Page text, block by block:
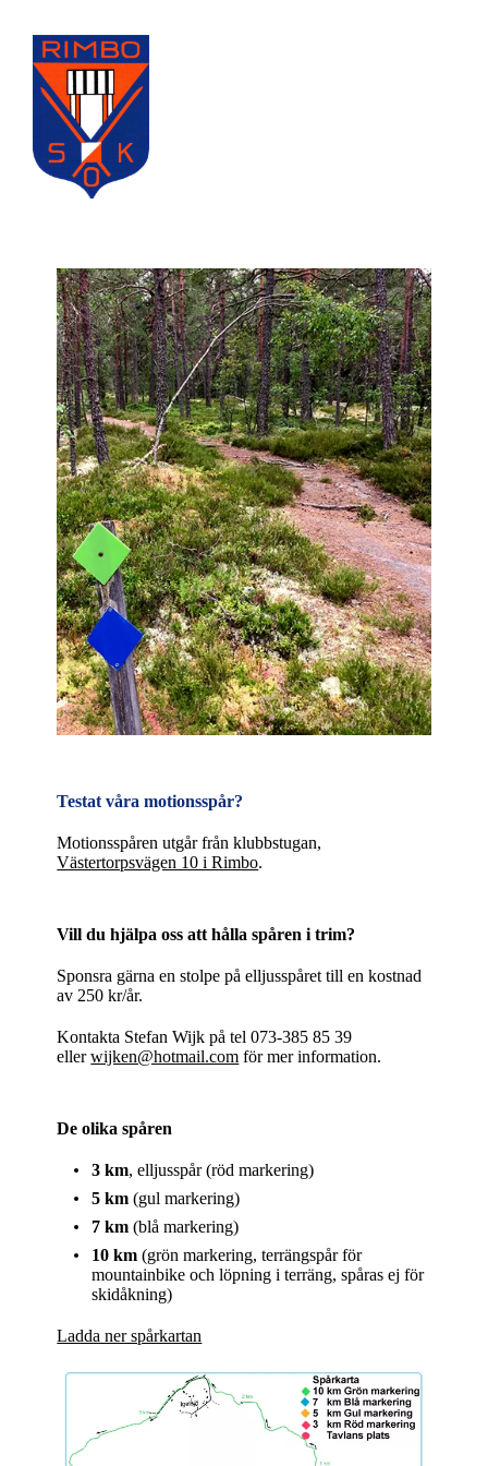
Testat våra motionsspår?
Motionsspåren utgår från klubbstugan,
Västertorpsvägen 10 i Rimbo.
Vill du hjälpa oss att hålla spåren i trim?
Sponsra gärna en stolpe på elljusspåret till en kostnad
av 250 kr/år.
Kontakta Stefan Wijk på tel 073-385 85 39
eller wijken@hotmail.com för mer information.
De olika spåren
3 km, elljusspår (röd markering)
5 km (gul markering)
7 km (blå markering)
10 km (grön markering, terrängspår för
mountainbike och löpning i terräng, spåras ej för
skidåkning)
Ladda ner spårkartan